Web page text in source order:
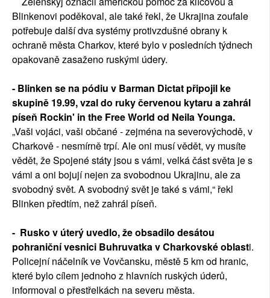
Blinkenovi poděkoval, ale také řekl, že Ukrajina zoufale
potřebuje další dva systémy protivzdušné obrany k
ochraně města Charkov, které bylo v posledních týdnech
opakovaně zasaženo ruskými údery.
- Blinken se na pódiu v Barman Dictat připojil ke
skupině 19.99, vzal do ruky červenou kytaru a zahrál
píseň Rockin' in the Free World od Neila Younga.
„Vaši vojáci, vaši občané - zejména na severovýchodě, v
Charkově - nesmírně trpí. Ale oni musí vědět, vy musíte
vědět, že Spojené státy jsou s vámi, velká část světa je s
vámi a oni bojují nejen za svobodnou Ukrajinu, ale za
svobodný svět. A svobodný svět je také s vámi,“ řekl
Blinken předtím, než zahrál píseň.
- Rusko v úterý uvedlo, že obsadilo desátou
pohraniční vesnici Buhruvatka v Charkovské oblasti.
Policejní náčelník ve Vovčansku, městě 5 km od hranic,
které bylo cílem jednoho z hlavních ruských úderů,
informoval o přestřelkách na severu města.